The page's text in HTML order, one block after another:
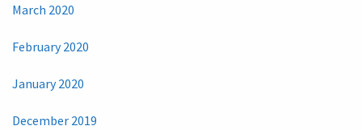
March 2020
February 2020
January 2020
December 2019